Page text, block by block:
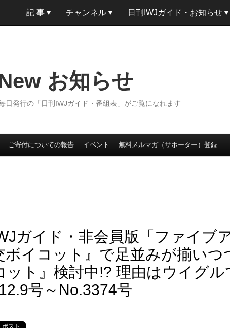
記 事 チャンネル 日刊IWJガイド・お知らせ
お知らせ
日発行の「日刊IWJガイド・番組表」がご覧になれます
動
ご寄付についての報告 イベント 無料メルマガ（サポーター）登録
ガイド・非会員版「ファイブ
ボイコット』で足並みが揃い
ット』検討中!? 理由はウイグル
号～No.3374号